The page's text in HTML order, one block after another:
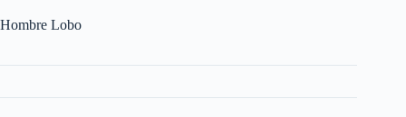
Hombre Lobo